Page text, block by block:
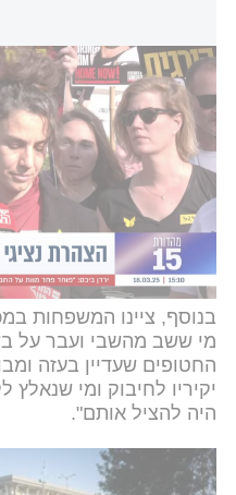
הצהרת משפחות החטופים
המשפחות שיקיריהן נהרגו
לממשלה כיחזרה
בחייהם: "חייבים לעצור
לשולחן המשא ומתן כדי
החטופים, תמורת סיום
שאחרי". בנוסף, הזהירו
זאת, דם החטוף הבא וגורל
ידיכם".
בנוסף, ציינו המשפחות
מי ששב מהשבי ועבר על
החטופים שעדיין בעזה
יקיריו לחיבוק ומי שנאלץ
היה להציל אותם".